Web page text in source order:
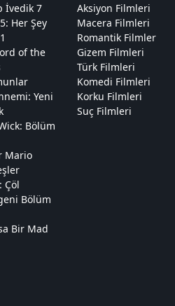
İvedik 7
Her Şey
of the
Yeni
Bölüm
Mario
Çöl
Bölüm
Bir Mad
Aksiyon Filmleri
Macera Filmleri
Romantik Filmler
Gizem Filmleri
Türk Filmleri
Komedi Filmleri
Korku Filmleri
Suç Filmleri